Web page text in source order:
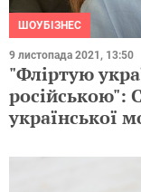
ШОУБІЗНЕС
9 листопада 2021, 13:50
"Фліртую
російською":
української